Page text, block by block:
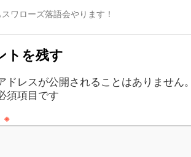
ワローズ落語会やります！
トを残す
ドレスが公開されることはありません
須項目です
※